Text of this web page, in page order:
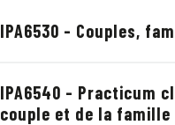
IPA6530 - Couples,
IPA6540 - Practicum
couple et de la